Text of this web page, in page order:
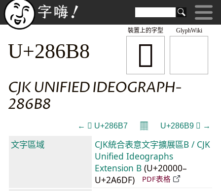
GlyphWiki
𨚸
裝置上的字型
U+286B8
CJK UNIFIED IDEOGRAPH-
286B8
← 𨚷 U+286B7 𝄜 U+286B9 𨚹 →
文字區域
CJK統合表意文字擴展區B / CJK
Unified Ideographs
Extension B (U+20000–
U+2A6DF)
PDF表格